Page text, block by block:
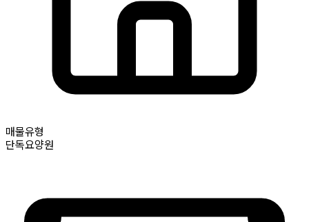
매물유형
단독요양원